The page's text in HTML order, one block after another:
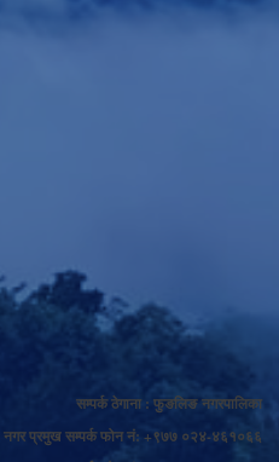
सम्पर्क ठेगाना : फुङलिङ नगरपालिका
नगर प्रमुख सम्पर्क फोन नं: +९७७ ०२४-४६१०६६